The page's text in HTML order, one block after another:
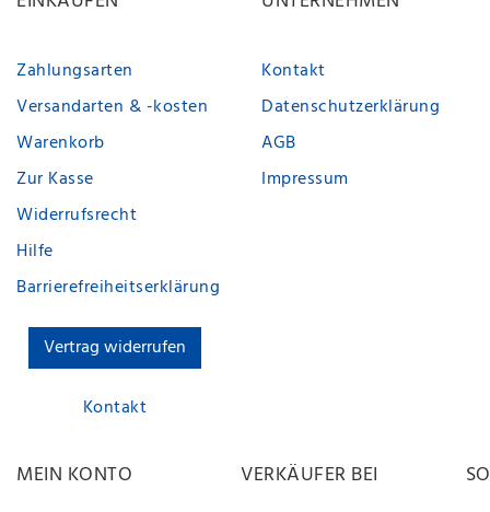
Zahlungsarten
Versandarten & -kosten
Warenkorb
Zur Kasse
Widerrufsrecht
Hilfe
Barrierefreiheitserklärung
Vertrag widerrufen
Kontakt
Kontakt
Datenschutzerklärung
AGB
Impressum
MEIN KONTO VERKÄUFER BEI